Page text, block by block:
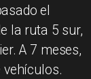
el
la ruta 5 sur,
A 7 meses,